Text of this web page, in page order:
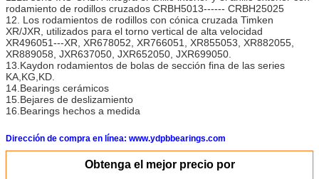
rodamiento de rodillos cruzados CRBH5013------ CRBH25025
12. Los rodamientos de rodillos con cónica cruzada Timken
XR/JXR, utilizados para el torno vertical de alta velocidad
XR496051---XR, XR678052, XR766051, XR855053, XR882055,
XR889058, JXR637050, JXR652050, JXR699050.
13.Kaydon rodamientos de bolas de sección fina de las series
KA,KG,KD.
14.Bearings cerámicos
15.Bejares de deslizamiento
16.Bearings hechos a medida
Dirección de compra en línea: www.ydpbbearings.com
Obtenga el mejor precio por